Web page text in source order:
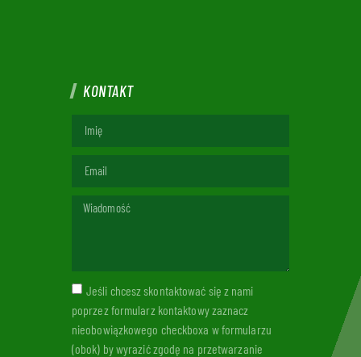
KONTAKT
Jeśli chcesz skontaktować się z nami
poprzez formularz kontaktowy zaznacz
nieobowiązkowego checkboxa w formularzu
(obok) by wyrazić zgodę na przetwarzanie